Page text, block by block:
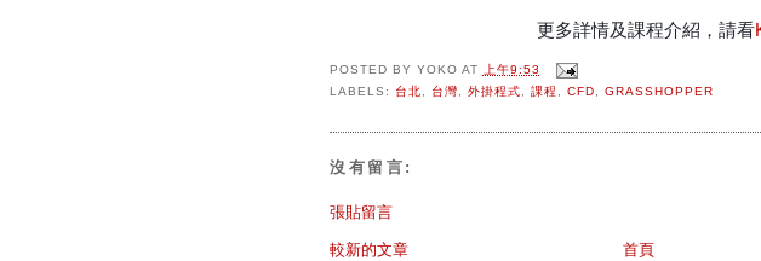
更多詳情及課程介紹，請看
POSTED BY YOKO AT 上午9:53
LABELS: 台北, 台灣, 外掛程式, 課程, CFD, GRASSHOPPER
沒有留言:
張貼留言
較新的文章 首頁